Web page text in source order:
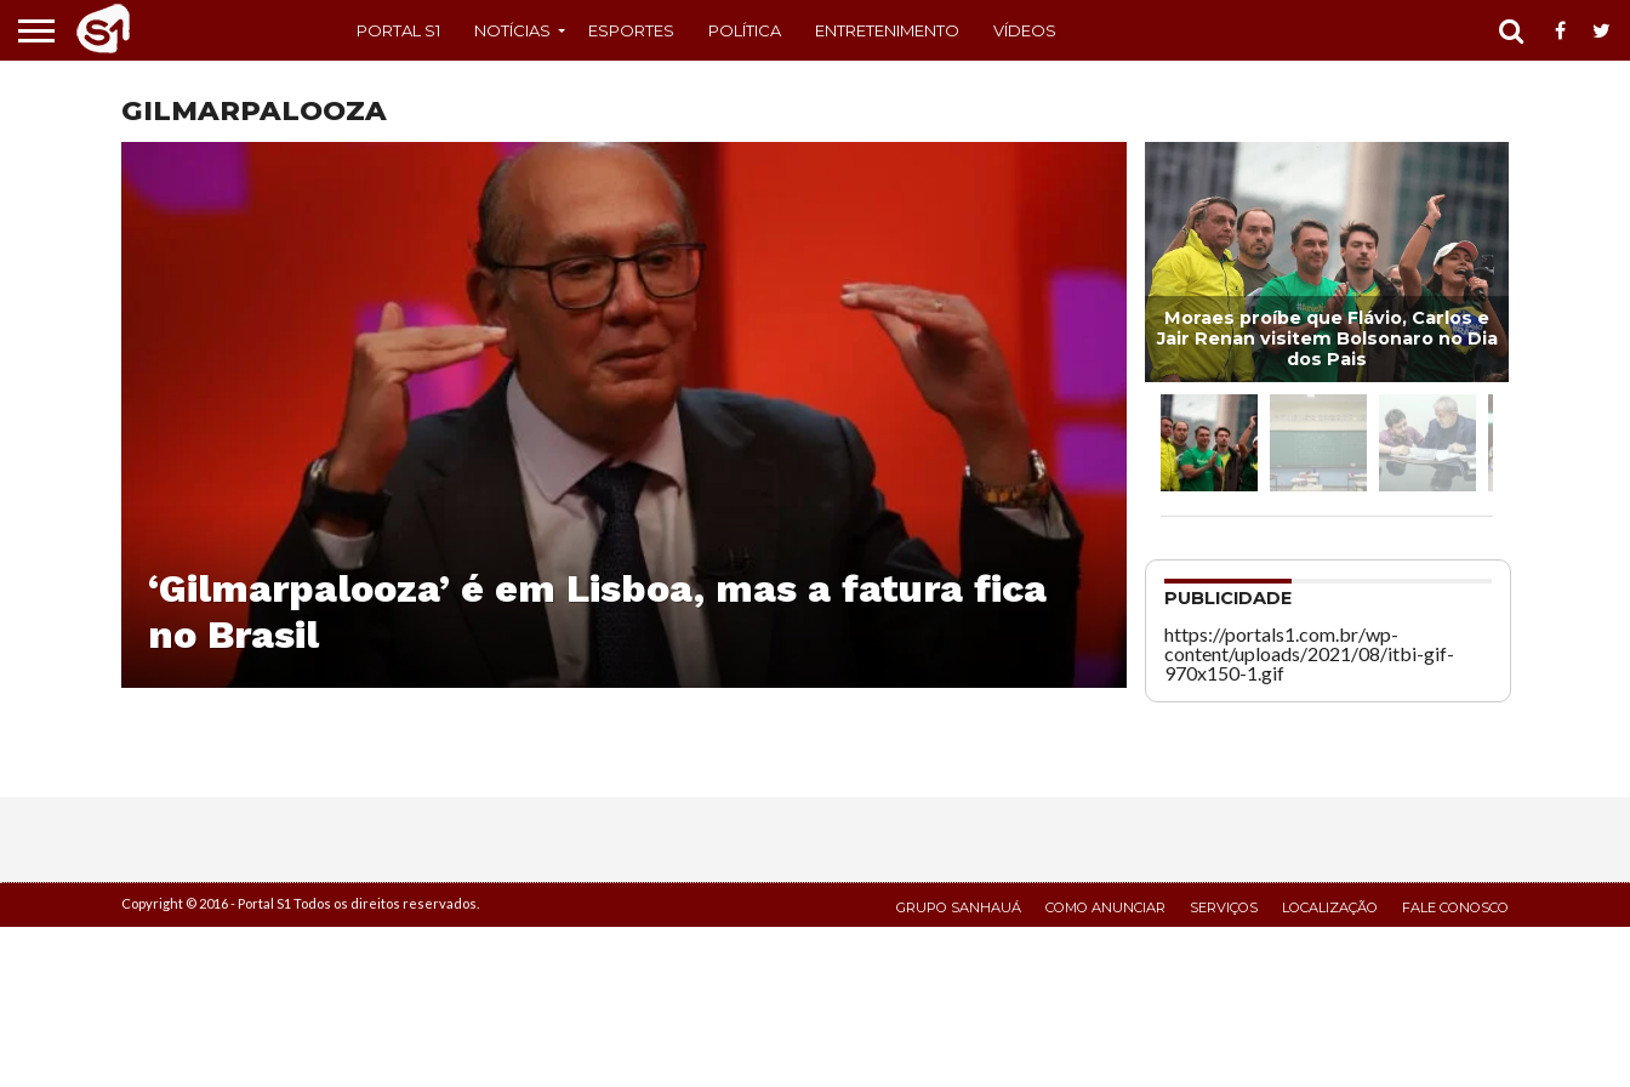
PORTAL S1 NOTÍCIAS ESPORTES POLÍTICA ENTRETENIMENTO VÍDEOS
GILMARPALOOZA
‘Gilmarpalooza’ é em Lisboa, mas a fatura fica
no Brasil
Moraes proíbe que Flávio, Carlos e
Jair Renan visitem Bolsonaro no Dia
dos Pais
PUBLICIDADE
https://portals1.com.br/wp-
content/uploads/2021/08/itbi-gif-
970x150-1.gif
GRUPO SANHAUÁ COMO ANUNCIAR SERVIÇOS LOCALIZAÇÃO FALE CONOSCO
Copyright © 2016 - Portal S1 Todos os direitos reservados.